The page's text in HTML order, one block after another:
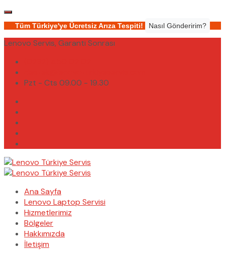
Tüm Türkiye'ye Ücretsiz Arıza Tespiti! Nasıl Gönderirim?
Lenovo Servis, Garanti Sonrası
Pzt - Cts 09.00 - 19.30
Ana Sayfa
Lenovo Laptop Servisi
Hizmetlerimiz
Bölgeler
Hakkımızda
İletişim